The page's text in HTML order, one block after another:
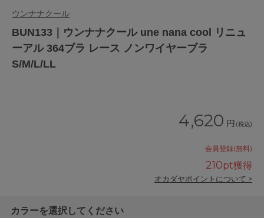
ウンナナクール
BUN133｜ウンナナクール une nana cool リニュ
ーアル 364ブラ レース ノンワイヤーブラ
S/M/L/LL
4,620 円 (税込)
会員登録(無料)
210pt獲得
オカダヤポイントについて >
カラーを選択してください